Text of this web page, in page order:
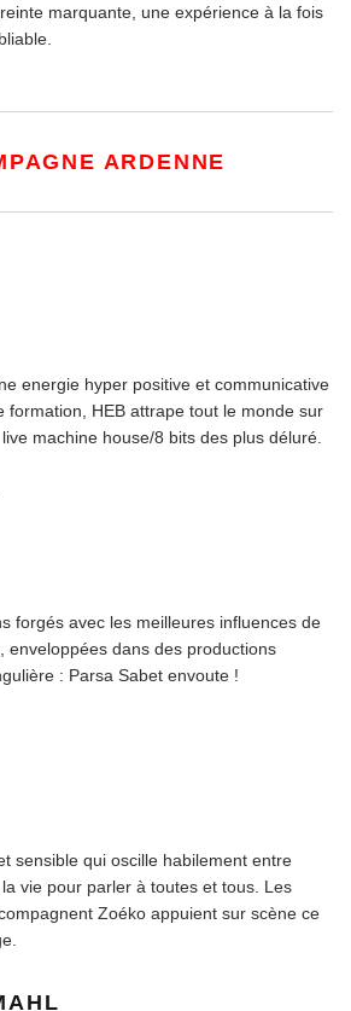
marquante, une expérience à la fois
ARDENNE
energie hyper positive et communicative
formation, HEB attrape tout le monde sur
machine house/8 bits des plus déluré.
forgés avec les meilleures influences de
enveloppées dans des productions
: Parsa Sabet envoute !
sensible qui oscille habilement entre
vie pour parler à toutes et tous. Les
Zoéko appuient sur scène ce
A H L